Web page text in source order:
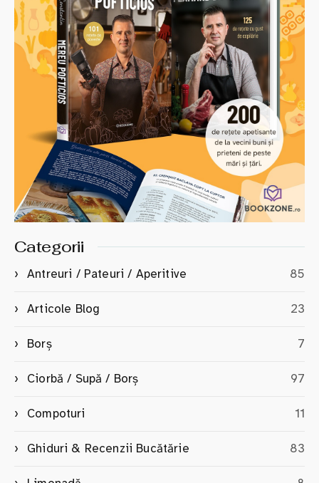
Categorii
Antreuri / Pateuri / Aperitive 85
Articole Blog 23
Borș 7
Ciorbă / Supă / Borș 97
Compoturi 11
Ghiduri & Recenzii Bucătărie 83